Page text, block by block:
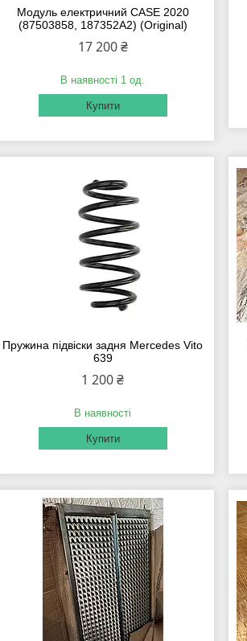
Модуль електричний CASE 2020
(87503858, 187352A2) (Original)
17 200 ₴
В наявності 1 од.
Купити
Пружина підвіски задня Mercedes Vito
639
1 200 ₴
В наявності
Купити